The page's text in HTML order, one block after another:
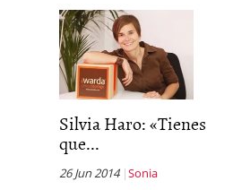
llega a los tres años (y cómo
en el mismo país
lo que los fondos quieren ver
Silvia Haro: «Tienes
que...
26 Jun 2014 Sonia